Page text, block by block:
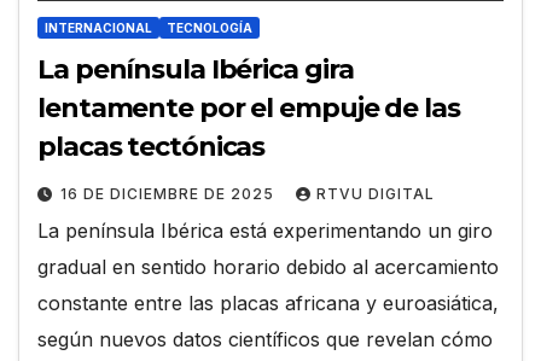
INTERNACIONAL TECNOLOGÍA
La península Ibérica gira
lentamente por el empuje de las
placas tectónicas
16 DE DICIEMBRE DE 2025 RTVU DIGITAL
La península Ibérica está experimentando un giro
gradual en sentido horario debido al acercamiento
constante entre las placas africana y euroasiática,
según nuevos datos científicos que revelan cómo